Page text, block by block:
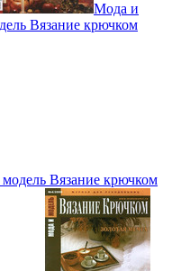
Мода и
Вязание крючком
Вязание крючком